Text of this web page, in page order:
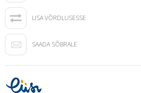
LISA VÕRDLUSESSE
SAADA SÕBRALE